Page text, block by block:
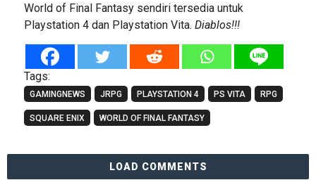
World of Final Fantasy sendiri tersedia untuk
Playstation 4 dan Playstation Vita. Diablos!!!
Tags:
GAMINGNEWS JRPG PLAYSTATION 4 PS VITA RPG
SQUARE ENIX WORLD OF FINAL FANTASY
LOAD COMMENTS